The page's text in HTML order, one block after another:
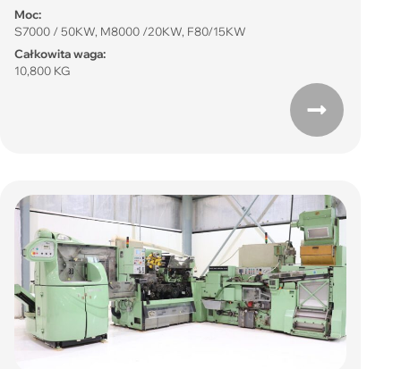
Moc:
S7000 / 50KW, M8000 /20KW, F80/15KW
Całkowita waga:
10,800 KG